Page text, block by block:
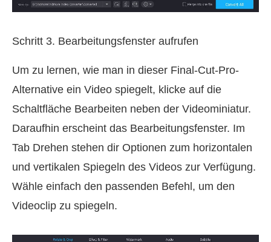
Schritt 3. Bearbeitungsfenster aufrufen
Um zu lernen, wie man in dieser Final-Cut-Pro-
Alternative ein Video spiegelt, klicke auf die
Schaltfläche Bearbeiten neben der Videominiatur.
Daraufhin erscheint das Bearbeitungsfenster. Im
Tab Drehen stehen dir Optionen zum horizontalen
und vertikalen Spiegeln des Videos zur Verfügung.
Wähle einfach den passenden Befehl, um den
Videoclip zu spiegeln.